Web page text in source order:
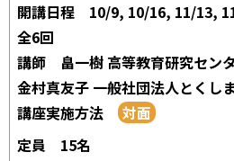
開講日程
10/9, 10/16, 11/13,
全6回
講師
畠一樹 高等教育研究セン
金村真友子 一般社団法人とくし
講座実施方法
定員
15名